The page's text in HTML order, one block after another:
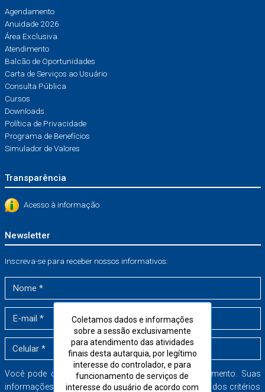
Agendamento
Anuidade 2026
Área Exclusiva
Atendimento
Balcão de Oportunidades
Carta de Serviços ao Usuário
Consulta Pública
Cursos
Downloads
Política de Privacidade
Programa de Benefícios
Simulador de Valores
Transparência
Acesso à informação
Newsletter
Inscreva-se para receber nossos informativos:
Você pode cancelar a sua inscrição a qualquer momento. Suas
informações serão armazenadas dentro dos mais rígidos critérios
Coletamos dados e informações
sobre a sessão exclusivamente
para atendimento das atividades
finais desta autarquia, por legítimo
interesse do controlador, e para
funcionamento de serviços de
interesse do usuário de acordo com